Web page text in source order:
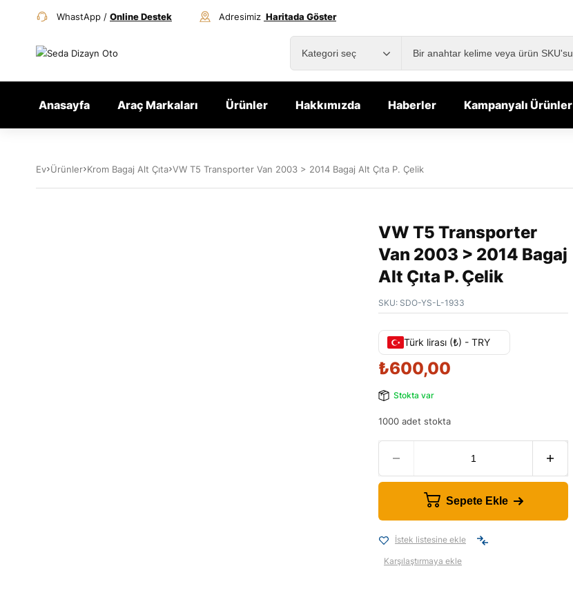
WhastApp / Online Destek Adresimiz Haritada Göster
Anasayfa Araç Markaları Ürünler Hakkımızda Haberler Kampanyalı Ürünler
Ev Ürünler Krom Bagaj Alt Çıta VW T5 Transporter Van 2003 > 2014 Bagaj Alt Çıta P. Çelik
VW T5 Transporter
Van 2003 > 2014 Bagaj
Alt Çıta P. Çelik
SKU: SDO-YS-L-1933
Türk lirası (₺) - TRY
₺600,00
Stokta var
1000 adet stokta
Sepete Ekle
İstek listesine ekle
Karşılaştırmaya ekle